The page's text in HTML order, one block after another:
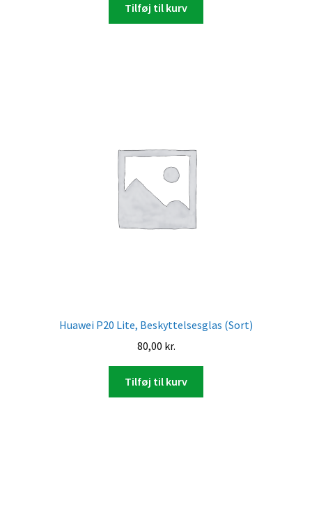
Tilføj til kurv
Huawei P20 Lite, Beskyttelsesglas (Sort)
80,00 kr.
Tilføj til kurv